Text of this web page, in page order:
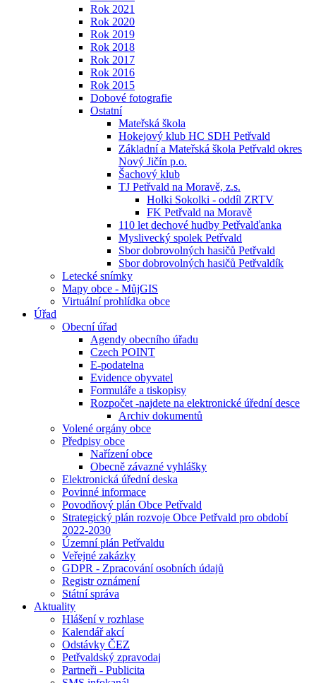
Rok 2021
Rok 2020
Rok 2019
Rok 2018
Rok 2017
Rok 2016
Rok 2015
Dobové fotografie
Ostatní
Mateřská škola
Hokejový klub HC SDH Petřvald
Základní a Mateřská škola Petřvald okres
Nový Jičín p.o.
Šachový klub
TJ Petřvald na Moravě, z.s.
Holki Sokolki - oddíl ZRTV
FK Petřvald na Moravě
110 let dechové hudby Petřvalďanka
Myslivecký spolek Petřvald
Sbor dobrovolných hasičů Petřvald
Sbor dobrovolných hasičů Petřvaldík
Letecké snímky
Mapy obce - MůjGIS
Virtuální prohlídka obce
Úřad
Obecní úřad
Agendy obecního úřadu
Czech POINT
E-podatelna
Evidence obyvatel
Formuláře a tiskopisy
Rozpočet -najdete na elektronické úřední desce
Archiv dokumentů
Volené orgány obce
Předpisy obce
Nařízení obce
Obecně závazné vyhlášky
Elektronická úřední deska
Povinné informace
Povodňový plán Obce Petřvald
Strategický plán rozvoje Obce Petřvald pro období
2022-2030
Územní plán Petřvaldu
Veřejné zakázky
GDPR - Zpracování osobních údajů
Registr oznámení
Státní správa
Aktuality
Hlášení v rozhlase
Kalendář akcí
Odstávky ČEZ
Petřvaldský zpravodaj
Partneři - Publicita